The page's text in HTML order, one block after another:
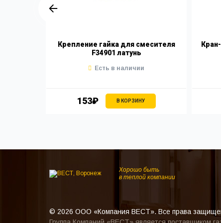
Крепление гайка для смесителя
F34901 латунь
153₽ В КОРЗИНУ
Есть в наличии
Хорошо быть
в теплой компании
© 2026 ООО «Компания ВЕСТ». Все права